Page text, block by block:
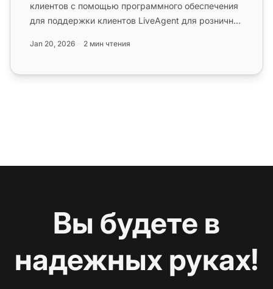
клиентов с помощью программного обеспечения
для поддержки клиентов LiveAgent для розничной
Jan 20, 2026 2 мин чтения
Вы будете в
надежных руках!